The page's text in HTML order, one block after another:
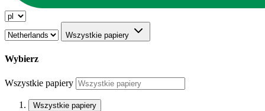
Wszystkie papiery
Wybierz
Wszystkie papiery
Wszystkie papiery